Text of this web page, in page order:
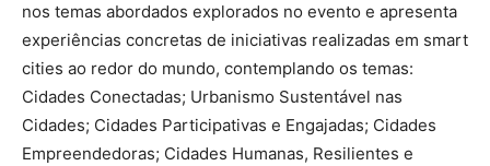
nos temas abordados explorados no evento e apresenta
experiências concretas de iniciativas realizadas em smart
cities ao redor do mundo, contemplando os temas:
Cidades Conectadas; Urbanismo Sustentável nas
Cidades; Cidades Participativas e Engajadas; Cidades
Empreendedoras; Cidades Humanas, Resilientes e